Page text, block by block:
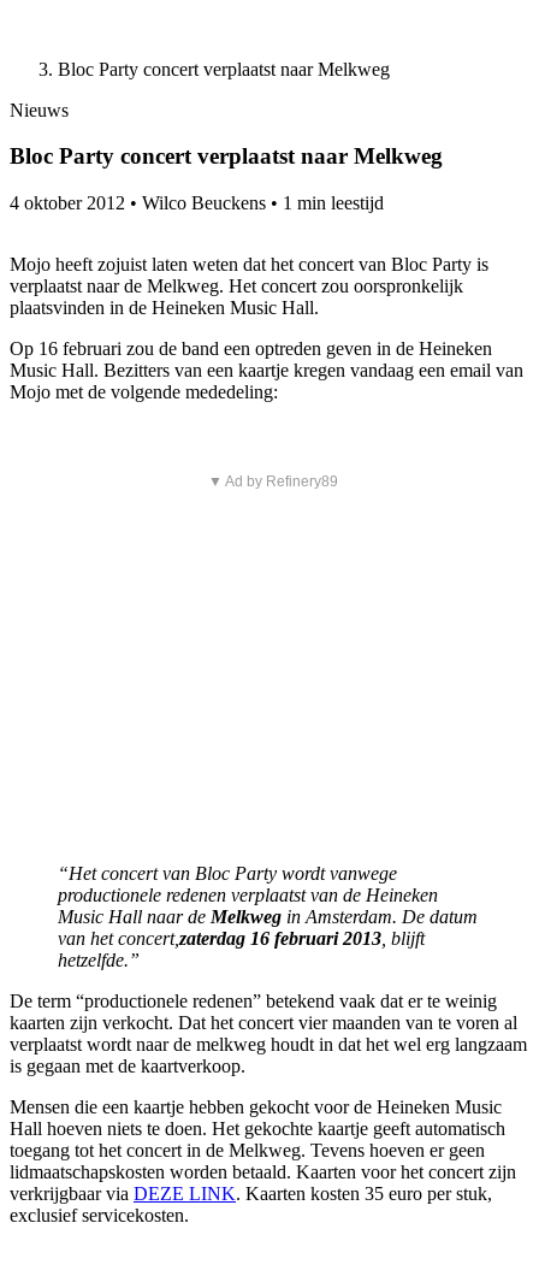
Bloc Party concert verplaatst naar Melkweg
Nieuws
Bloc Party concert verplaatst naar Melkweg
4 oktober 2012 • Wilco Beuckens • 1 min leestijd
Mojo heeft zojuist laten weten dat het concert van Bloc Party is
verplaatst naar de Melkweg. Het concert zou oorspronkelijk
plaatsvinden in de Heineken Music Hall.
Op 16 februari zou de band een optreden geven in de Heineken
Music Hall. Bezitters van een kaartje kregen vandaag een email van
Mojo met de volgende mededeling:
▼ Ad by Refinery89
“Het concert van Bloc Party wordt vanwege
productionele redenen verplaatst van de Heineken
Music Hall naar de Melkweg in Amsterdam. De datum
van het concert,zaterdag 16 februari 2013 , blijft
hetzelfde.”
De term “productionele redenen” betekend vaak dat er te weinig
kaarten zijn verkocht. Dat het concert vier maanden van te voren al
verplaatst wordt naar de melkweg houdt in dat het wel erg langzaam
is gegaan met de kaartverkoop.
Mensen die een kaartje hebben gekocht voor de Heineken Music
Hall hoeven niets te doen. Het gekochte kaartje geeft automatisch
toegang tot het concert in de Melkweg. Tevens hoeven er geen
lidmaatschapskosten worden betaald. Kaarten voor het concert zijn
verkrijgbaar via DEZE LINK. Kaarten kosten 35 euro per stuk,
exclusief servicekosten.